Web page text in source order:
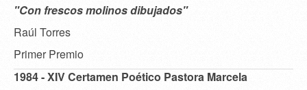
"Con frescos molinos dibujados"
Raúl Torres
Primer Premio
1984 - XIV Certamen Poético Pastora Marcela